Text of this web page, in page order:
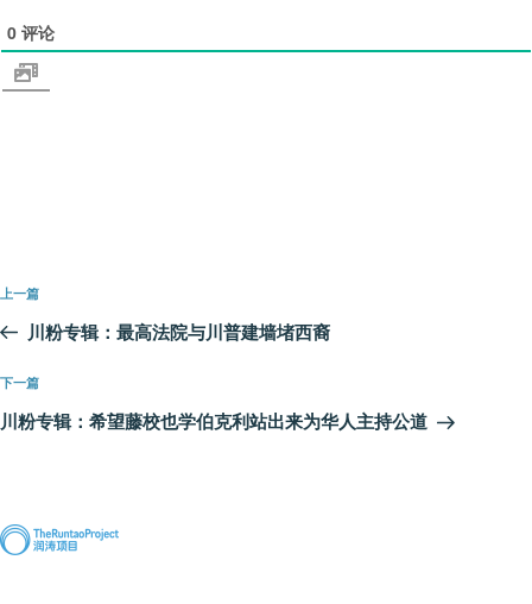
0 评论
文
导
航
上
一
文
章
上一篇
川粉专辑：最高法院与川普建墙堵西裔
下
一
下一篇
川粉专辑：希望藤校也学伯克利站出来为华人主持公道